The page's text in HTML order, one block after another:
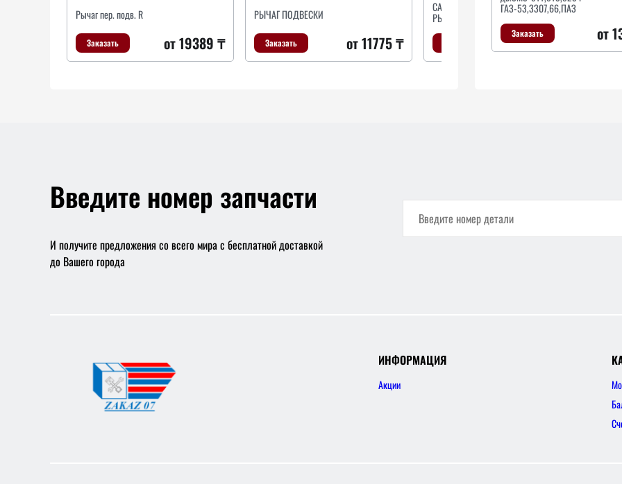
Рычаг пер. подв. R
Заказать от 19389 ₸
РЫЧАГ ПОДВЕСКИ
Заказать от 11775 ₸
САЙЛЕНТБЛОК ЗАДНИЙ ПЕРЕДНЕГО
РЫЧАГА GRAND VITARA I
от 2483 ₸
ГАЗ-53,3307,66,ПАЗ
Заказать от
Введите номер запчасти
И получите предложения со всего мира с бесплатной доставкой
до Вашего города
ИНФОРМАЦИЯ
Акции